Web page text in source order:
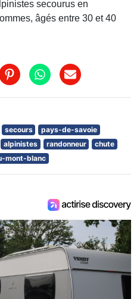
secourus en
âgés entre 30 et 40
secours
pays-de-savoie
alpinistes randonneur
chute
mont-blanc